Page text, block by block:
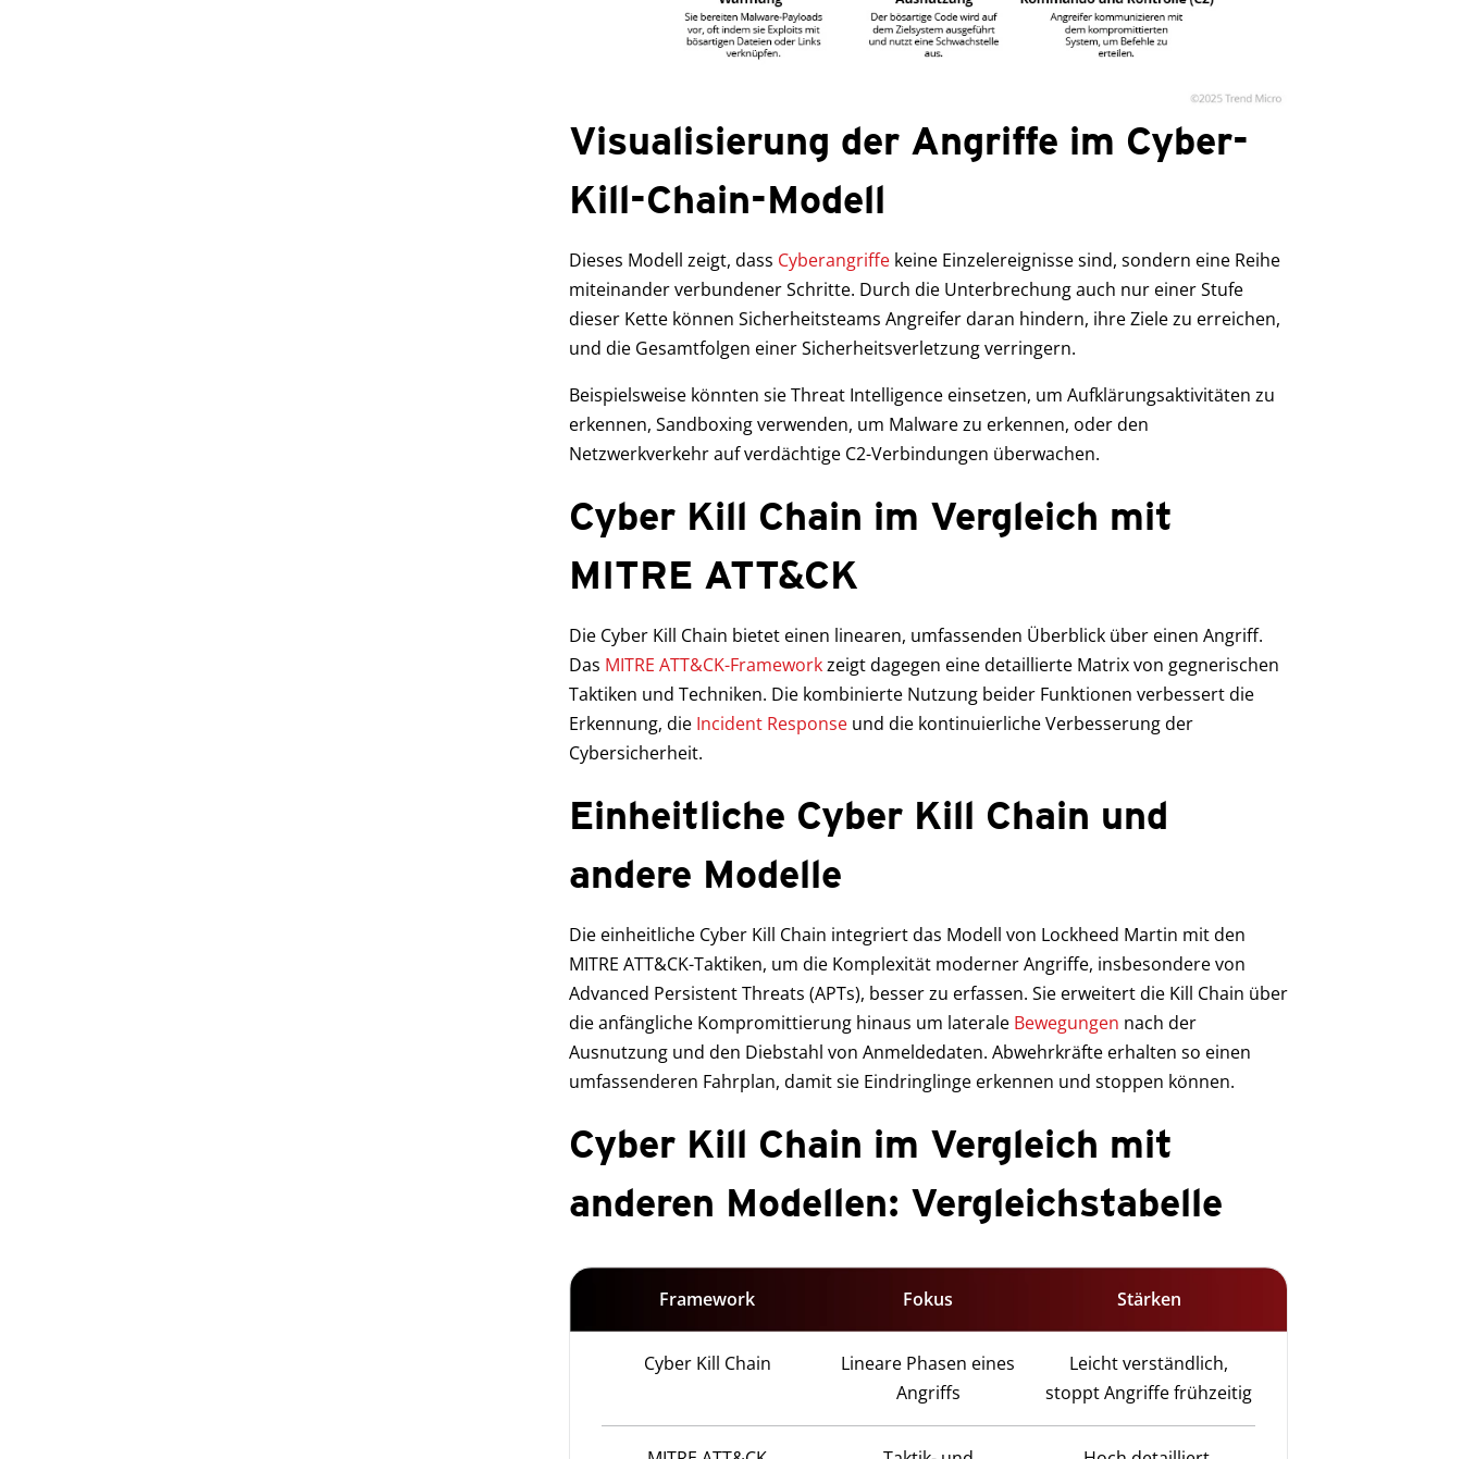
Visualisierung der Angriffe im Cyber-
Kill-Chain-Modell
Dieses Modell zeigt, dass Cyberangriffekeine Einzelereignisse sind, sondern eine Reihe
miteinander verbundener Schritte. Durch die Unterbrechung auch nur einer Stufe
dieser Kette können Sicherheitsteams Angreifer daran hindern, ihre Ziele zu erreichen,
und die Gesamtfolgen einer Sicherheitsverletzung verringern.
Beispielsweise könnten sie Threat Intelligence einsetzen, um Aufklärungsaktivitäten zu
erkennen, Sandboxing verwenden, um Malware zu erkennen, oder den
Netzwerkverkehr auf verdächtige C2-Verbindungen überwachen.
Cyber Kill Chain im Vergleich mit
MITRE ATT&CK
Die Cyber Kill Chain bietet einen linearen, umfassenden Überblick über einen Angriff.
Das MITRE ATT&CK-Frameworkzeigt dagegen eine detaillierte Matrix von gegnerischen
Taktiken und Techniken. Die kombinierte Nutzung beider Funktionen verbessert die
Erkennung, die Incident Responseund die kontinuierliche Verbesserung der
Cybersicherheit.
Einheitliche Cyber Kill Chain und
andere Modelle
Die einheitliche Cyber Kill Chain integriert das Modell von Lockheed Martin mit den
MITRE ATT&CK-Taktiken, um die Komplexität moderner Angriffe, insbesondere von
Advanced Persistent Threats (APTs), besser zu erfassen. Sie erweitert die Kill Chain über
die anfängliche Kompromittierung hinaus um laterale Bewegungen nach der
Ausnutzung und den Diebstahl von Anmeldedaten. Abwehrkräfte erhalten so einen
umfassenderen Fahrplan, damit sie Eindringlinge erkennen und stoppen können.
Cyber Kill Chain im Vergleich mit
anderen Modellen: Vergleichstabelle
Framework Fokus Stärken
Cyber Kill Chain
Lineare Phasen eines
Angriffs
Leicht verständlich,
stoppt Angriffe frühzeitig